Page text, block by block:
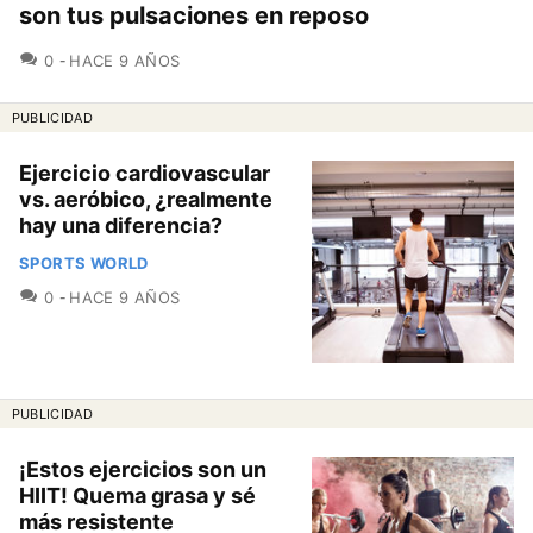
son tus pulsaciones en reposo
0 COMENTARIOS
HACE 9 AÑOS
PUBLICIDAD
Ejercicio cardiovascular
vs. aeróbico, ¿realmente
hay una diferencia?
SPORTS WORLD
0 COMENTARIOS
HACE 9 AÑOS
PUBLICIDAD
¡Estos ejercicios son un
HIIT! Quema grasa y sé
más resistente